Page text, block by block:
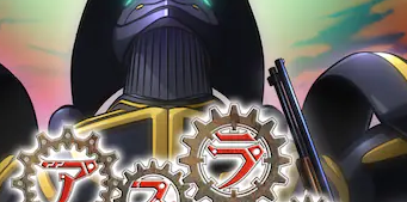
05/21
04/28